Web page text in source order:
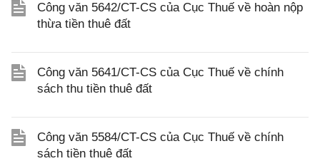
Công văn 5642/CT-CS của Cục Thuế về hoàn nộp
thừa tiền thuê đất
Công văn 5641/CT-CS của Cục Thuế về chính
sách thu tiền thuê đất
Công văn 5584/CT-CS của Cục Thuế về chính
sách tiền thuê đất